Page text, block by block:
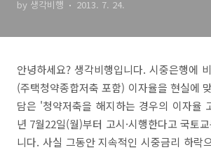
by 생각비행 2013. 7. 24.
안녕하세요? 생각비행입니다. 시중은행에
(주택청약종합저축 포함) 이자율을 현실에
담은 '청약저축을 해지하는 경우의 이자율
년 7월22일(월)부터 고시·시행한다고 국토
니다. 사실 그동안 지속적인 시중금리 하락